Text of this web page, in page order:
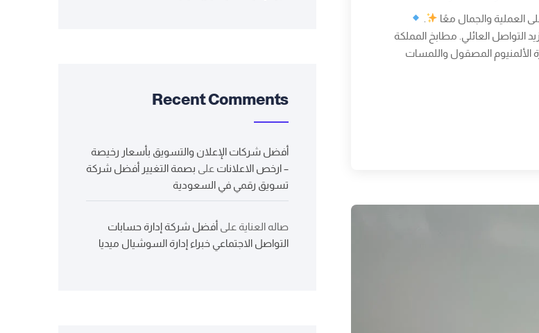
العائلي. مطابخ المملكة
الألمنيوم المصقول واللمسات
Recent Comments
أفضل شركات الإعلان والتسويق بأسعار رخيصة
– ارخص الاعلانات على بصمة التغيير أفضل شركة
تسويق رقمي في السعودية
صاله العناية على أفضل شركة إدارة حسابات
التواصل الاجتماعي خبراء إدارة السوشيال ميديا